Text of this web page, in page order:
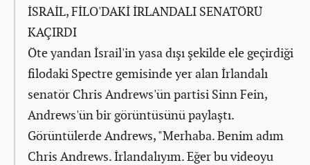
İSRAİL, FİLO'DAKİ İRLANDALI SENATÖRÜ
KAÇIRDI
Öte yandan İsrail'in yasa dışı şekilde ele geçirdiği
filodaki Spectre gemisinde yer alan İrlandalı
senatör Chris Andrews'ün partisi Sinn Fein,
Andrews'ün bir görüntüsünü paylaştı.
Görüntülerde Andrews, "Merhaba. Benim adım
Chris Andrews. İrlandalıyım. Eğer bu videoyu